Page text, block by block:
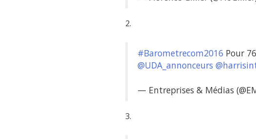
2.
#Barometrecom2016 Pour
@UDA_annonceurs
— Entreprises & Médias
3.